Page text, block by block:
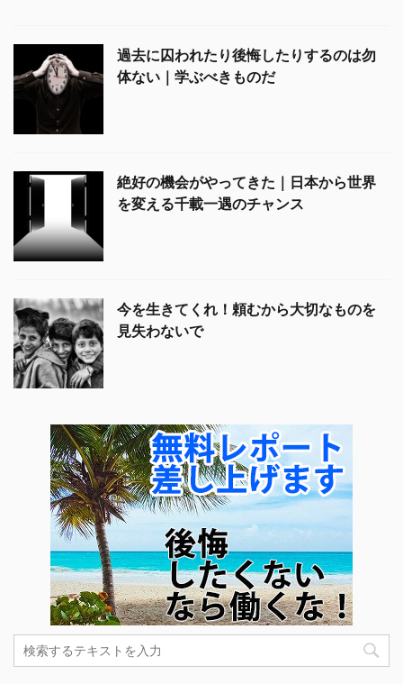
過去に囚われたり後悔したりするのは勿
体ない｜学ぶべきものだ
絶好の機会がやってきた｜日本から世界
を変える千載一遇のチャンス
今を生きてくれ！頼むから大切なものを
見失わないで